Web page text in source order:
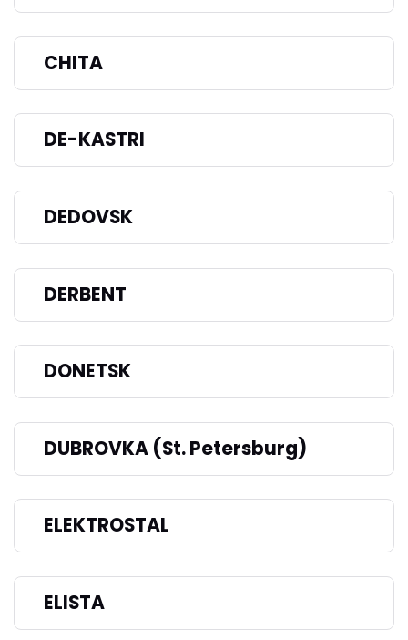
CHITA
DE-KASTRI
DEDOVSK
DERBENT
DONETSK
DUBROVKA (St. Petersburg)
ELEKTROSTAL
ELISTA